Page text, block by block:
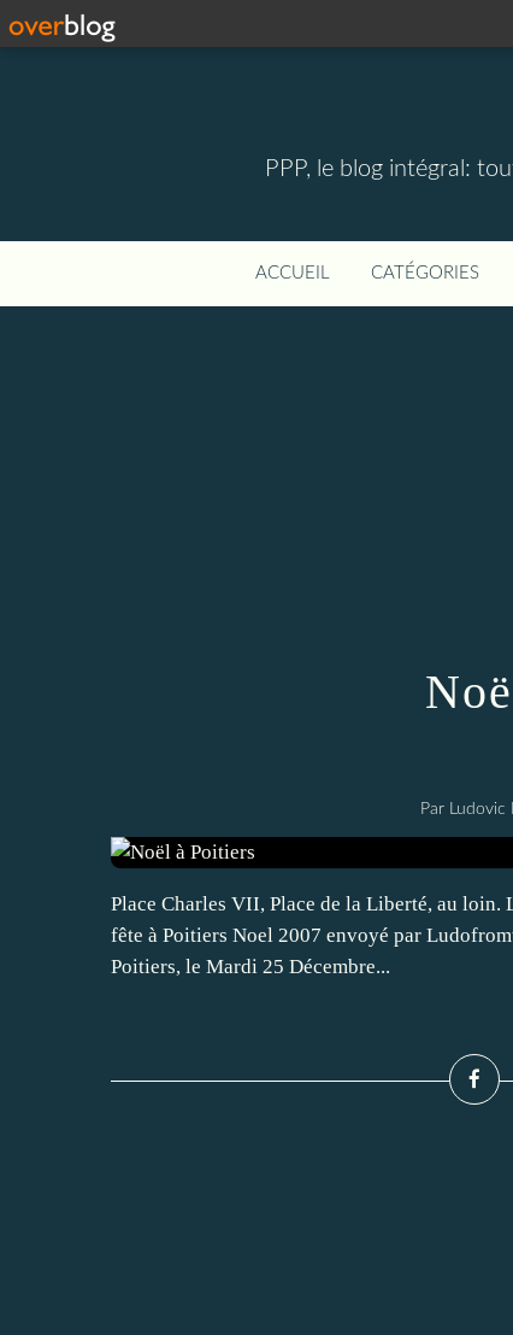
PPP, le blog intégral:
ACCUEIL CATÉGORIES
Par
Place Charles VII, Place de la Liberté, au
fête à Poitiers Noel 2007 envoyé par
Poitiers, le Mardi 25 Décembre...